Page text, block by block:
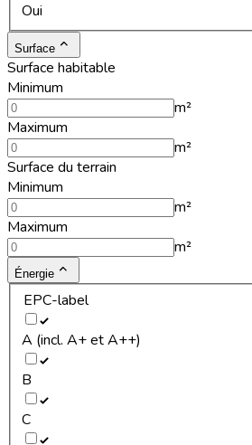
Oui
Surface
Surface habitable
Minimum
m²
Maximum
m²
Surface du terrain
Minimum
m²
Maximum
m²
Énergie
EPC-label
A (incl. A+ et A++)
B
C